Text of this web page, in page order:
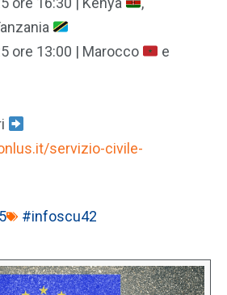
ore 13:00 | Marocco
e
servizio-civile-
#infoscu42